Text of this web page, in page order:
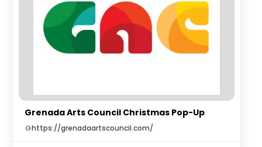
Grenada Arts Council Christmas Pop-Up
https://grenadaartscouncil.com/